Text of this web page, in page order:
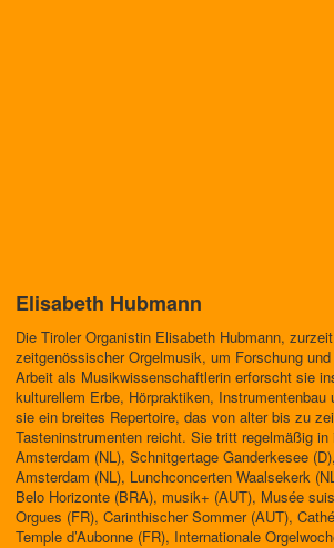
Elisabeth Hubmann
Die Tiroler Organistin Elisabeth Hubmann,
zeitgenössischer Orgelmusik, um Forschung
Arbeit als Musikwissenschaftlerin erforscht sie
kulturellem Erbe, Hörpraktiken,
sie ein breites Repertoire, das von alter bis zu
Tasteninstrumenten reicht. Sie tritt regelmäßig
Amsterdam (NL), Schnitgertage Ganderkesee
Amsterdam (NL), Lunchconcerten Waalsekerk
Belo Horizonte (BRA), musik+ (AUT), Musée
Orgues (FR), Carinthischer Sommer (AUT),
Temple d’Aubonne (FR), Internationale